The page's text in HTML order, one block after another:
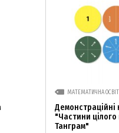
МАТЕМАТИЧНА
Демонстраційні
"Частини цілого
Танграм"